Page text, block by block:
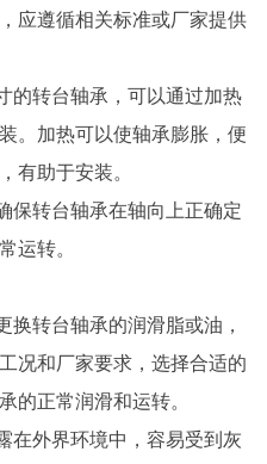
应遵循相关标准或厂家提供
转台轴承，可以通过加热
。加热可以使轴承膨胀，便
有助于安装。
转台轴承在轴向上正确定
运转。
转台轴承的润滑脂或油，
况和厂家要求，选择合适的
的正常润滑和运转。
外界环境中，容易受到灰